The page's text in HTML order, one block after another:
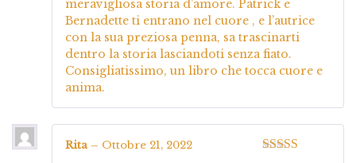
meravigliosa storia d’amore. Patrick e
Bernadette ti entrano nel cuore , e l’autrice
con la sua preziosa penna, sa trascinarti
dentro la storia lasciandoti senza fiato.
Consigliatissimo, un libro che tocca cuore e
anima.
Rita – Ottobre 21, 2022